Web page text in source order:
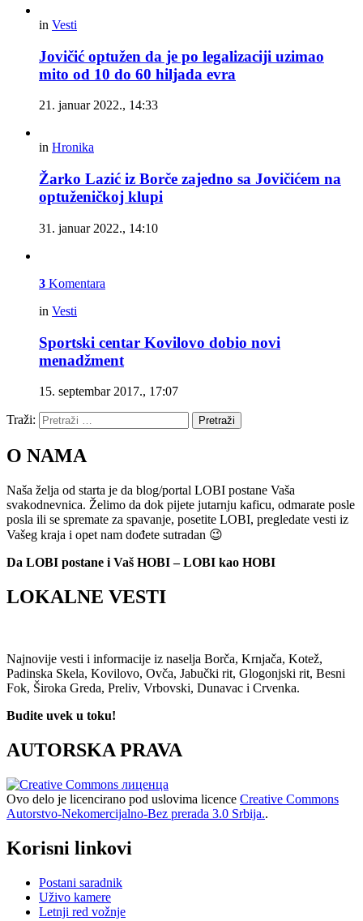
in Vesti
Jovičić optužen da je po legalizaciji uzimao
mito od 10 do 60 hiljada evra
21. januar 2022., 14:33
in Hronika
Žarko Lazić iz Borče zajedno sa Jovičićem na
optuženičkoj klupi
31. januar 2022., 14:10
3 Komentara
in Vesti
Sportski centar Kovilovo dobio novi
menadžment
15. septembar 2017., 17:07
Traži: Pretraži
O NAMA
Naša želja od starta je da blog/portal LOBI postane Vaša
svakodnevnica. Želimo da dok pijete jutarnju kaficu, odmarate posle
posla ili se spremate za spavanje, posetite LOBI, pregledate vesti iz
Vašeg kraja i opet nam dođete sutradan 😉
Da LOBI postane i Vaš HOBI – LOBI kao HOBI
LOKALNE VESTI
Najnovije vesti i informacije iz naselja Borča, Krnjača, Kotež,
Padinska Skela, Kovilovo, Ovča, Jabučki rit, Glogonjski rit, Besni
Fok, Široka Greda, Preliv, Vrbovski, Dunavac i Crvenka.
Budite uvek u toku!
AUTORSKA PRAVA
Ovo delo je licencirano pod uslovima licence Creative Commons
Autorstvo-Nekomercijalno-Bez prerada 3.0 Srbija..
Korisni linkovi
Postani saradnik
Uživo kamere
Letnji red vožnje